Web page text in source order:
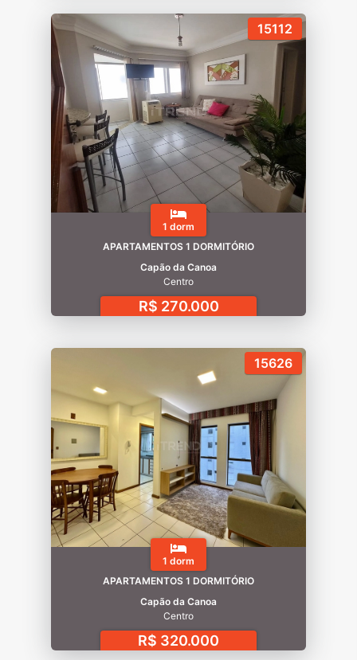
15112
1 dorm
APARTAMENTOS 1 DORMITÓRIO
Capão da Canoa
Centro
R$ 270.000
15626
1 dorm
APARTAMENTOS 1 DORMITÓRIO
Capão da Canoa
Centro
R$ 320.000